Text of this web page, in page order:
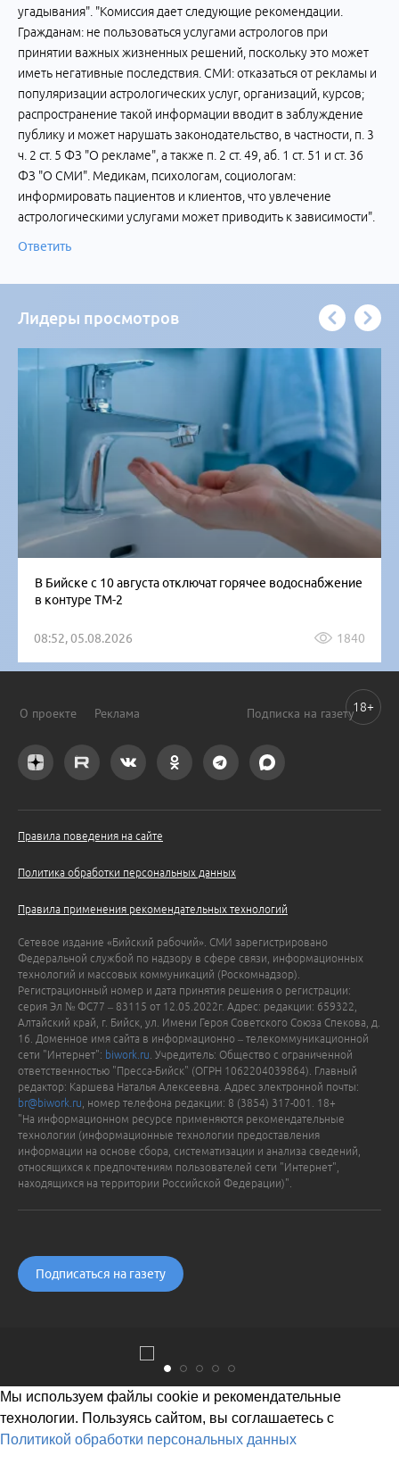
угадывания". "Комиссия дает следующие рекомендации.
Гражданам: не пользоваться услугами астрологов при
принятии важных жизненных решений, поскольку это может
иметь негативные последствия. СМИ: отказаться от рекламы и
популяризации астрологических услуг, организаций, курсов;
распространение такой информации вводит в заблуждение
публику и может нарушать законодательство, в частности, п. 3
ч. 2 ст. 5 ФЗ "О рекламе", а также п. 2 ст. 49, аб. 1 ст. 51 и ст. 36
ФЗ "О СМИ". Медикам, психологам, социологам:
информировать пациентов и клиентов, что увлечение
астрологическими услугами может приводить к зависимости".
Ответить
Лидеры просмотров
В Бийске с 10 августа отключат горячее водоснабжение
в контуре ТМ-2
08:52, 05.08.2026 1840
О проекте Реклама Подписка на газету
Правила поведения на сайте
Политика обработки персональных данных
Правила применения рекомендательных технологий
Сетевое издание «Бийский рабочий». СМИ зарегистрировано
Федеральной службой по надзору в сфере связи, информационных
технологий и массовых коммуникаций (Роскомнадзор).
Регистрационный номер и дата принятия решения о регистрации:
серия Эл № ФС77 – 83115 от 12.05.2022г. Адрес: редакции: 659322,
Алтайский край, г. Бийск, ул. Имени Героя Советского Союза Спекова, д.
16. Доменное имя сайта в информационно – телекоммуникационной
сети "Интернет": biwork.ru . Учредитель: Общество с ограниченной
ответственностью "Пресса-Бийск" (ОГРН 1062204039864). Главный
редактор: Каршева Наталья Алексеевна. Адрес электронной почты:
br@biwork.ru , номер телефона редакции: 8 (3854) 317-001. 18+
"На информационном ресурсе применяются рекомендательные
технологии (информационные технологии предоставления
информации на основе сбора, систематизации и анализа сведений,
относящихся к предпочтениям пользователей сети "Интернет",
находящихся на территории Российской Федерации)".
Подписаться на газету
18+
Мы используем файлы cookie и рекомендательные
технологии. Пользуясь сайтом, вы соглашаетесь с
Политикой обработки персональных данных